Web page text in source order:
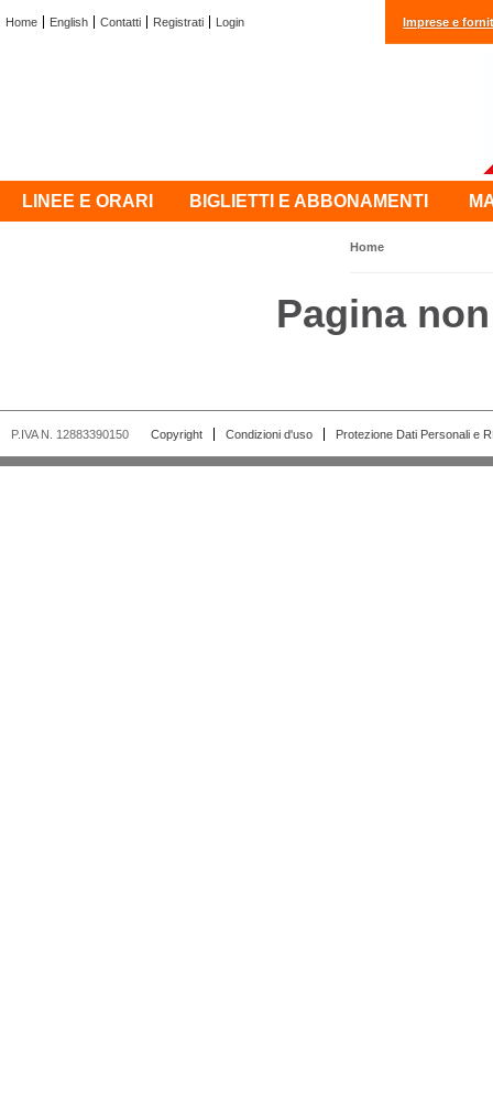
Home English Contatti Registrati Login Imprese e
LINEE E ORARI BIGLIETTI E ABBONAMENTI
Home
Pagina
P.IVA N. 12883390150 Copyright Condizioni d'uso Protezione Dati Personali e